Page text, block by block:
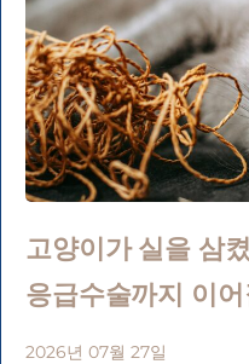
고양이가 실을 삼
응급수술까지 이
2026년 07월 27일